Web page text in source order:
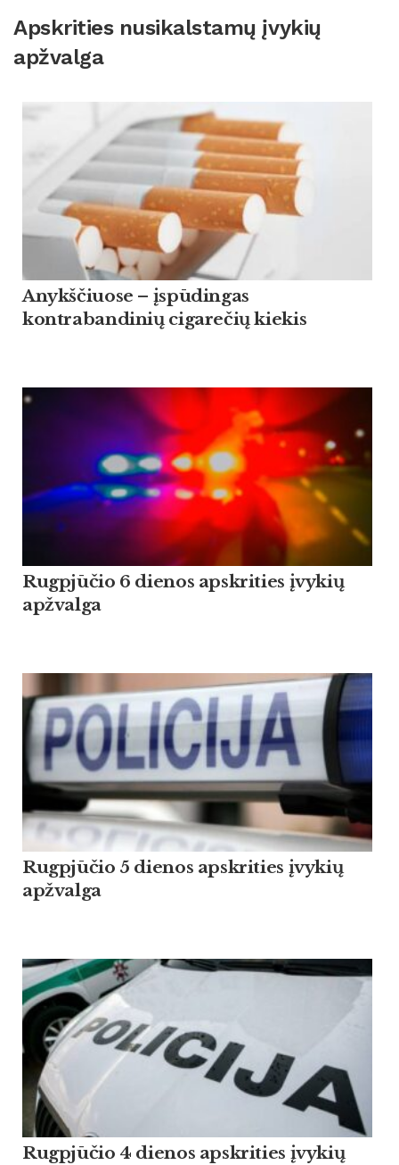
Apskrities nusikalstamų įvykių
apžvalga
Anykščiuose – įspūdingas
kontrabandinių cigarečių kiekis
Rugpjūčio 6 dienos apskrities įvykių
apžvalga
Rugpjūčio 5 dienos apskrities įvykių
apžvalga
Rugpjūčio 4 dienos apskrities įvykių